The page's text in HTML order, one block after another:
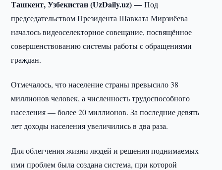
Ташкент, Узбекистан (UzDaily.uz) —Под
председательством Президента Шавката Мирзиёева
началось видеоселекторное совещание, посвящённое
совершенствованию системы работы с обращениями
граждан.
Отмечалось, что население страны превысило 38
миллионов человек, а численность трудоспособного
населения — более 20 миллионов. За последние девять
лет доходы населения увеличились в два раза.
Для облегчения жизни людей и решения поднимаемых
ими проблем была создана система, при которой